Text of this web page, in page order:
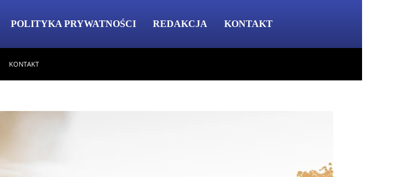
POLITYKA PRYWATNOŚCI REDAKCJA KONTAKT
KONTAKT